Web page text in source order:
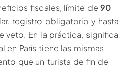
fiscales, límite de90
registro obligatorio y hasta
veto. En la práctica, significa
en París tiene las mismas
que un turista de fin de